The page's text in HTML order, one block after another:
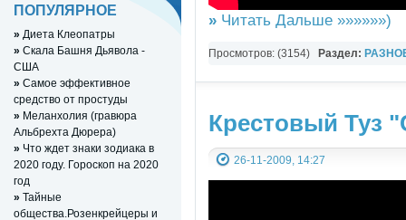
» Читать Дальше »»»»»»)
Просмотров: (3154) Раздел:
Крестовый Туз
26-11-2009, 14:27
ПОПУЛЯРНОЕ
» Диета Клеопатры
» Скала Башня Дьявола -
США
» Самое эффективное
средство от простуды
» Меланхолия (гравюра
Альбрехта Дюрера)
» Что ждет знаки зодиака в
2020 году. Гороскоп на 2020
год
» Тайные
общества.Розенкрейцеры и